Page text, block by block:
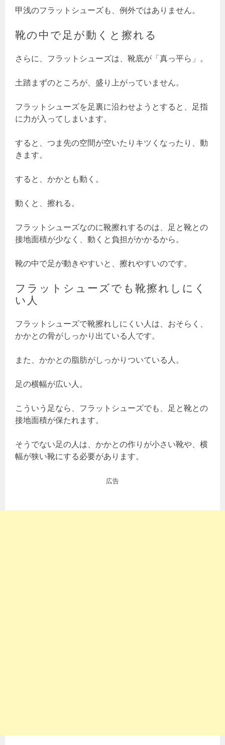
甲浅のフラットシューズも、例外ではありません。
靴の中で足が動くと擦れる
さらに、フラットシューズは、靴底が「真っ平ら」。
土踏まずのところが、盛り上がっていません。
フラットシューズを足裏に沿わせようとすると、足指
に力が入ってしまいます。
すると、つま先の空間が空いたりキツくなったり、動
きます。
すると、かかとも動く。
動くと、擦れる。
フラットシューズなのに靴擦れするのは、足と靴との
接地面積が少なく、動くと負担がかかるから。
靴の中で足が動きやすいと、擦れやすいのです。
フラットシューズでも靴擦れしにく
い人
フラットシューズで靴擦れしにくい人は、おそらく、
かかとの骨がしっかり出ている人です。
また、かかとの脂肪がしっかりついている人。
足の横幅が広い人。
こういう足なら、フラットシューズでも、足と靴との
接地面積が保たれます。
そうでない足の人は、かかとの作りが小さい靴や、横
幅が狭い靴にする必要があります。
広告